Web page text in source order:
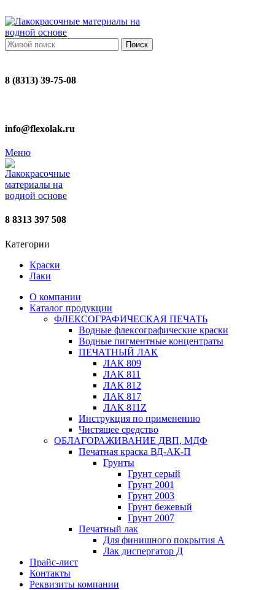
Поиск
8 (8313) 39-75-08
info@flexolak.ru
Меню
8 8313 397 508
Категории
Краски
Лаки
О компании
Каталог продукции
ФЛЕКСОГРАФИЧЕСКАЯ ПЕЧАТЬ
Водные флексографические краски
Водные пигментные концентраты
ПЕЧАТНЫЙ ЛАК
ЛАК 809
ЛАК 811
ЛАК 812
ЛАК 817
ЛАК 811Z
Инструкция по применению
Чистящее средство
ОБЛАГОРАЖИВАНИЕ ДВП, МДФ
Печатная краска ВД-АК-П
Грунты
Грунт серый
Грунт 2001
Грунт 2003
Грунт бежевый
Грунт 2007
Печатный лак
Для финишного покрытия А
Лак диспергатор Д
Прайс-лист
Контакты
Реквизиты компании